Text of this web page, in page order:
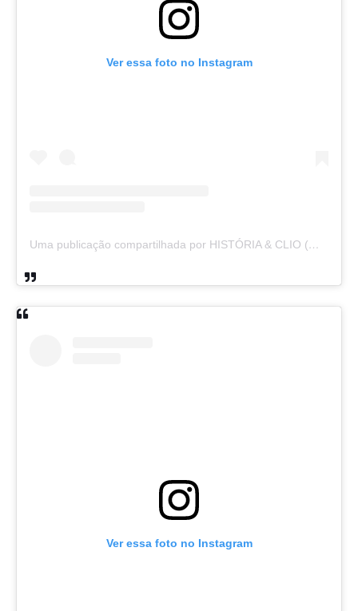
Ver essa foto no Instagram
Uma publicação compartilhada por HISTÓRIA & CLIO (@historiaeclio)
Ver essa foto no Instagram